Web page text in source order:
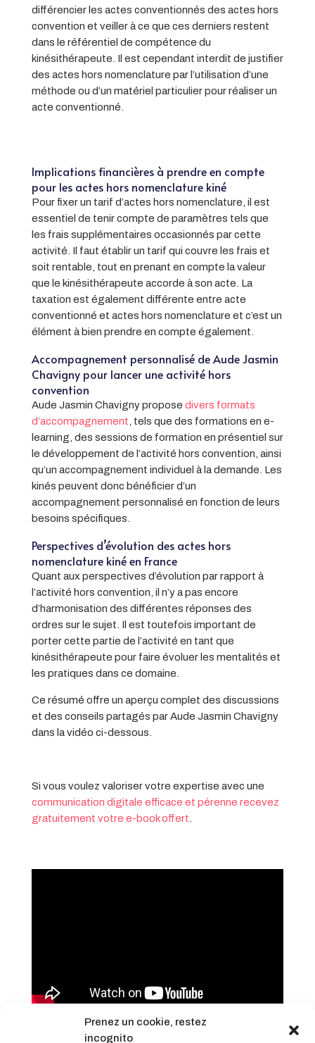
Prenez un cookie, restez
incognito
différencier les actes conventionnés des actes hors
convention et veiller à ce que ces derniers restent
dans le référentiel de compétence du
kinésithérapeute. Il est cependant interdit de justifier
des actes hors nomenclature par l’utilisation d’une
méthode ou d’un matériel particulier pour réaliser un
acte conventionné.
Implications financières à prendre en compte
pour les actes hors nomenclature kiné
Pour fixer un tarif d’actes hors nomenclature, il est
essentiel de tenir compte de paramètres tels que
les frais supplémentaires occasionnés par cette
activité. Il faut établir un tarif qui couvre les frais et
soit rentable, tout en prenant en compte la valeur
que le kinésithérapeute accorde à son acte. La
taxation est également différente entre acte
conventionné et actes hors nomenclature et c’est un
élément à bien prendre en compte également.
Accompagnement personnalisé de Aude Jasmin
Chavigny pour lancer une activité hors
convention
Aude Jasmin Chavigny propose divers formats
d’accompagnement , tels que des formations en e-
learning, des sessions de formation en présentiel sur
le développement de l’activité hors convention, ainsi
qu’un accompagnement individuel à la demande. Les
kinés peuvent donc bénéficier d’un
accompagnement personnalisé en fonction de leurs
besoins spécifiques.
Perspectives d’évolution des actes hors
nomenclature kiné en France
Quant aux perspectives d’évolution par rapport à
l’activité hors convention, il n’y a pas encore
d’harmonisation des différentes réponses des
ordres sur le sujet. Il est toutefois important de
porter cette partie de l’activité en tant que
kinésithérapeute pour faire évoluer les mentalités et
les pratiques dans ce domaine.
Ce résumé offre un aperçu complet des discussions
et des conseils partagés par Aude Jasmin Chavigny
dans la vidéo ci-dessous.
Si vous voulez valoriser votre expertise avec une
communication digitale efficace et pérenne recevez
gratuitement votre e-book offert